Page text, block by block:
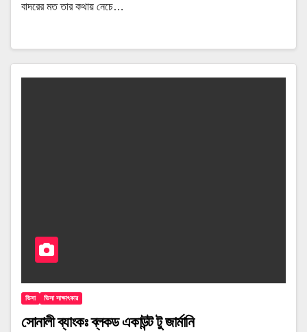
বাদরের মত তার কথায় নেচে…
ভিসা ভিসা সাক্ষাৎকার
সোনালী ব্যাংকঃ ব্লকড একাউন্ট টু জার্মানি